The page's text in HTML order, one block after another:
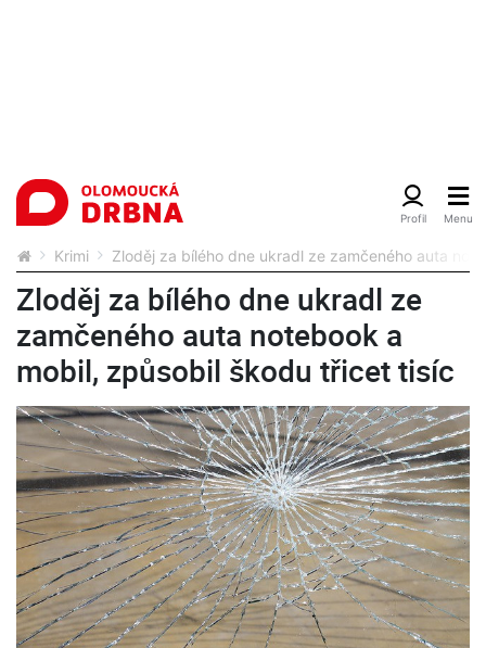
Krimi Zloděj za bílého dne ukradl ze zamčeného auta
Zloděj za bílého dne ukradl ze
zamčeného auta notebook a
mobil, způsobil škodu třicet tisíc